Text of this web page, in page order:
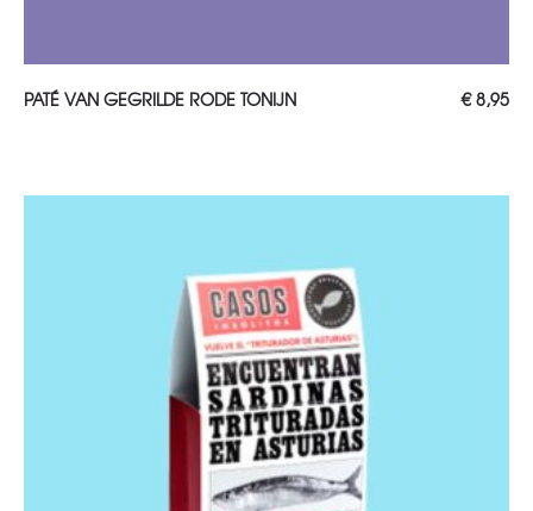
TOEVOEGEN AAN WINKELWAGEN
PATÉ VAN GEGRILDE RODE TONIJN €8,95